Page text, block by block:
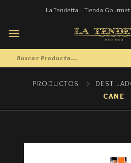
La Tendetta Tienda Gourmet
PRODUCTOS
CANE